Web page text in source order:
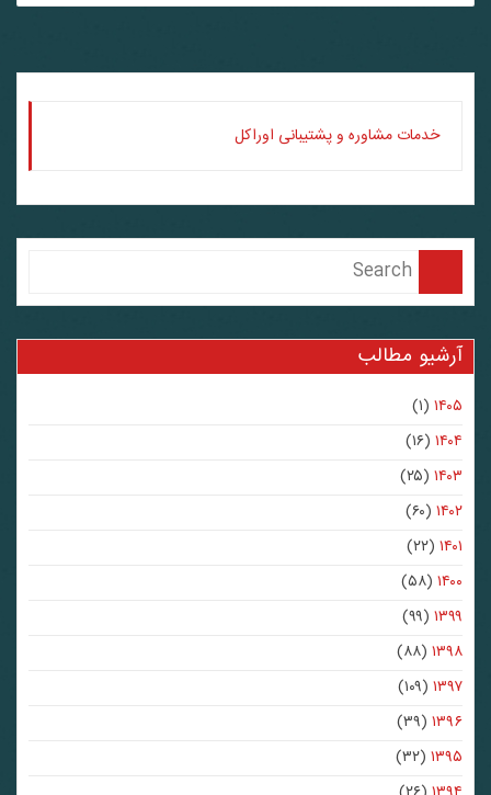
خدمات مشاوره و پشتیبانی اوراکل
آرشیو مطالب
(۱)
(۱۶)
(۲۵)
(۶۰)
(۲۲)
(۵۸)
(۹۹)
۱۳۹۸(۸۸)
۱۳۹۷(۱۰۹)
۱۳۹۶(۳۹)
۱۳۹۵(۳۲)